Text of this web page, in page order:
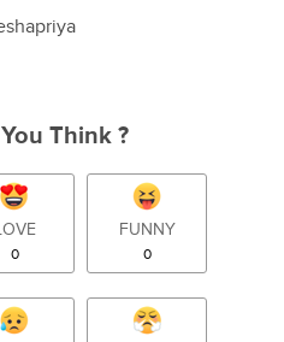
Think ?
0
FUNNY
0